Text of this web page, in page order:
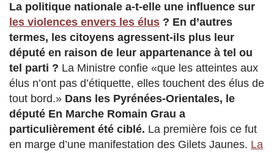
La politique nationale a-t-elle une influence sur
les violences envers les élus ? En d’autres
termes, les citoyens agressent-ils plus leur
député en raison de leur appartenance à tel ou
tel parti ? La Ministre confie «que les atteintes aux
élus n’ont pas d’étiquette, elles touchent des élus de
tout bord.» Dans les Pyrénées-Orientales, le
député En Marche Romain Grau a
particulièrement été ciblé. La première fois ce fut
en marge d’une manifestation des Gilets Jaunes. La